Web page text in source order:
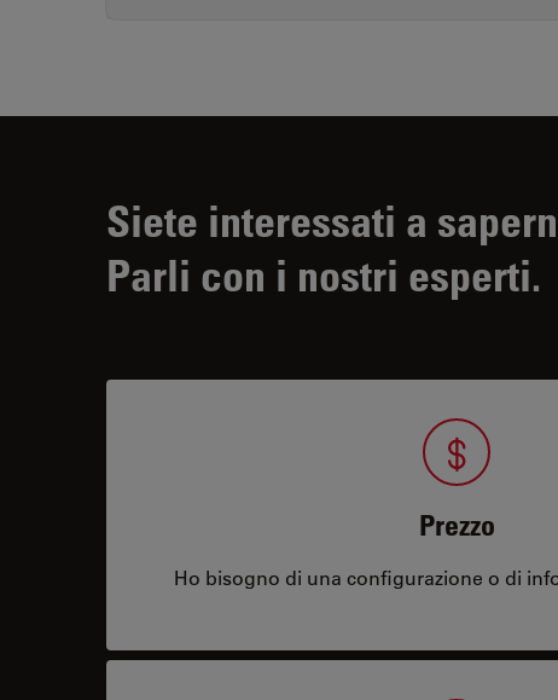
Siete interessati a
Parli con i nostri esperti.
Prezzo
Ho bisogno di una configurazione o di